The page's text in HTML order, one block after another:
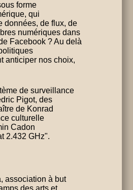
forme
qui
données, de flux, de
numériques dans
Facebook ? Au delà
anticiper nos choix,
de surveillance
Pigot, des
de Konrad
culturelle
Cadon
2.432 GHz".
association à but
des arts et